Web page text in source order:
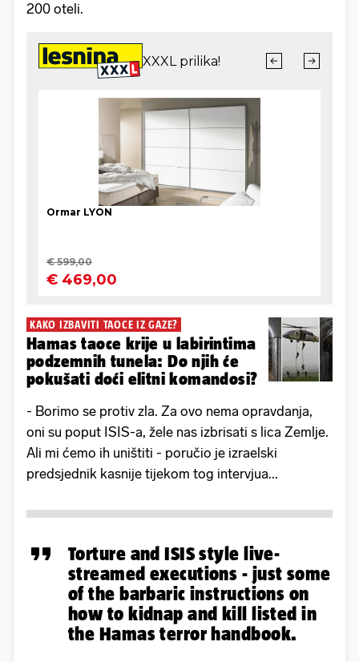
200 oteli.
KAKO IZBAVITI TAOCE IZ GAZE?
Hamas taoce krije u labirintima
podzemnih tunela: Do njih će
pokušati doći elitni komandosi?
- Borimo se protiv zla. Za ovo nema opravdanja,
oni su poput ISIS-a, žele nas izbrisati s lica Zemlje.
Ali mi ćemo ih uništiti - poručio je izraelski
predsjednik kasnije tijekom tog intervjua...
Torture and ISIS style live-
streamed executions - just some
of the barbaric instructions on
how to kidnap and kill listed in
the Hamas terror handbook.